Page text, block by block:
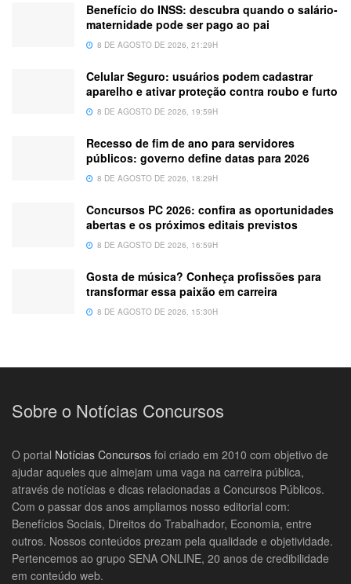
Benefício do INSS: descubra quando o salário-
maternidade pode ser pago ao pai
8 DE AGOSTO DE 2026, 21:29H
Celular Seguro: usuários podem cadastrar
aparelho e ativar proteção contra roubo e furto
8 DE AGOSTO DE 2026, 19:59H
Recesso de fim de ano para servidores
públicos: governo define datas para 2026
8 DE AGOSTO DE 2026, 18:29H
Concursos PC 2026: confira as oportunidades
abertas e os próximos editais previstos
8 DE AGOSTO DE 2026, 16:59H
Gosta de música? Conheça profissões para
transformar essa paixão em carreira
8 DE AGOSTO DE 2026, 15:30H
Sobre o Notícias Concursos
O portal Notícias Concursos foi criado em 2010 com objetivo de
ajudar aqueles que almejam uma vaga na carreira pública,
através de notícias e dicas relacionadas a Concursos Públicos.
Com o passar dos anos ampliamos nosso editorial com:
Benefícios Sociais, Direitos do Trabalhador, Economia, entre
outros. Nossos conteúdos prezam pela qualidade e objetividade.
Pertencemos ao grupo SENA ONLINE, 20 anos de credibilidade
em conteúdo web.